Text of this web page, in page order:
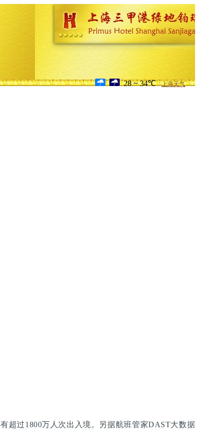
28 ~ 34℃ 上海天气
超过1800万人次出入境。另据航班管家DAST大数据